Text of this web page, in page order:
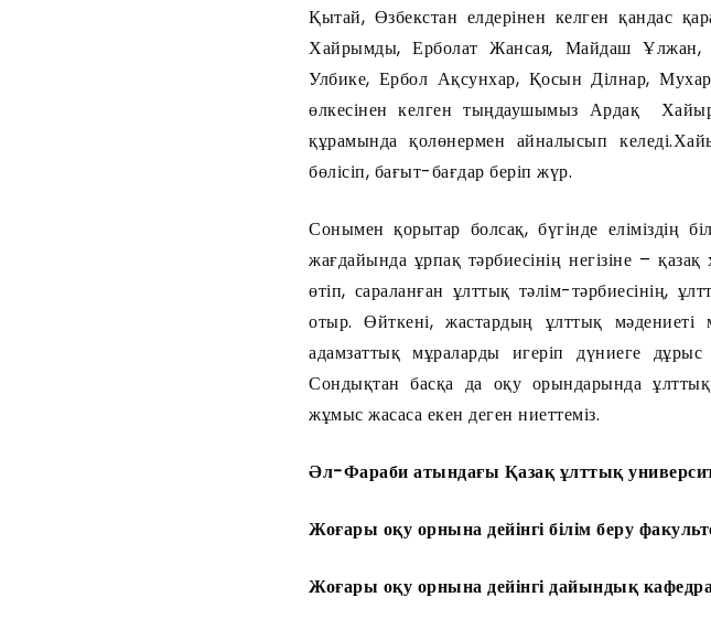
Қытай, Өзбекстан елдерінен келген қандас
Хайрымды, Ерболат Жансая, Майдаш Ұлжан,
Улбике, Ербол Ақсунхар, Қосын Ділнар,
өлкесінен келген тыңдаушымыз Ардақ
құрамында қолөнермен айналысып
бөлісіп, бағыт-бағдар беріп жүр.
Сонымен қорытар болсақ, бүгінде еліміздің
жағдайында ұрпақ тәрбиесінің негізіне –
өтіп, сараланған ұлттық тәлім-тәрбиесінің,
отыр. Өйткені, жастардың ұлттық мәдениеті
адамзаттық мұраларды игеріп дүниеге
Сондықтан басқа да оқу орындарында ұлттық
жұмыс жасаса екен деген ниеттеміз.
Әл-Фараби атындағы Қазақ ұлттық
Жоғары оқу орнына дейінгі білім беру
Жоғары оқу орнына дейінгі дайындық